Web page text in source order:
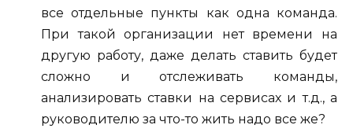
все отдельные пункты как одна команда.
При такой организации нет времени на
другую работу, даже делать ставить будет
сложно и отслеживать команды,
анализировать ставки на сервисах и т.д., а
руководителю за что-то жить надо все же?